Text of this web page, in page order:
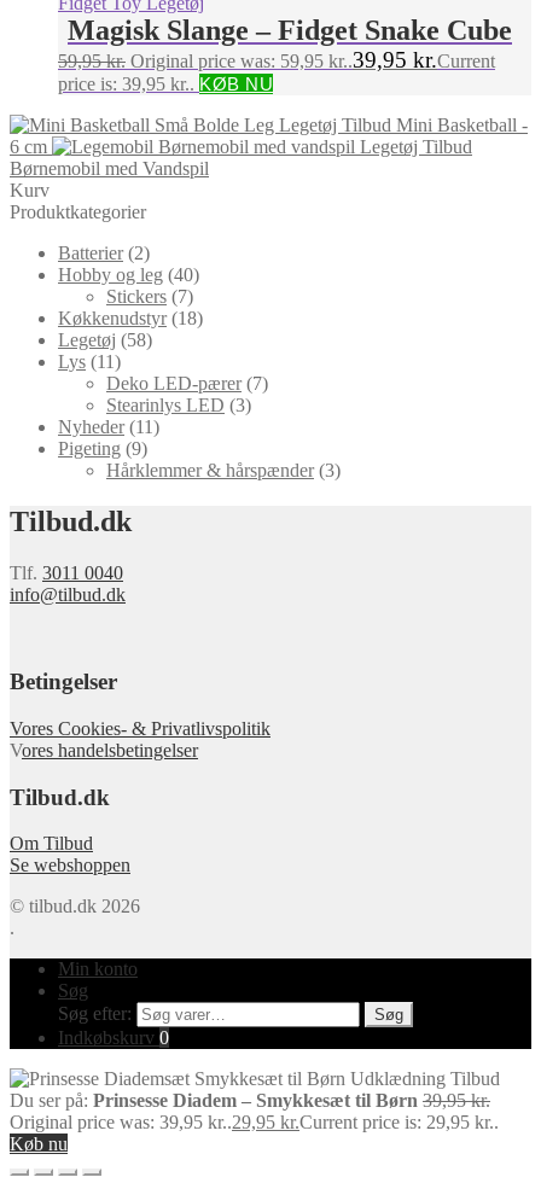
Magisk Slange – Fidget Snake Cube
59,95kr. Original price was: 59,95 kr..39,95 kr.Current
price is: 39,95 kr.. KØB NU
Mini Basketball -
6 cm
Børnemobil med Vandspil
Kurv
Produktkategorier
Batterier (2)
Hobby og leg (40)
Stickers (7)
Køkkenudstyr (18)
Legetøj (58)
Lys (11)
Deko LED-pærer (7)
Stearinlys LED (3)
Nyheder (11)
Pigeting (9)
Hårklemmer & hårspænder (3)
Tilbud.dk
Tlf. 3011 0040
info@tilbud.dk
Betingelser
Vores Cookies- & Privatlivspolitik
Vores handelsbetingelser
Tilbud.dk
Om Tilbud
Se webshoppen
© tilbud.dk 2026
.
Min konto
Søg
Søg efter:
Søg
Indkøbskurv 0
Du ser på: Prinsesse Diadem – Smykkesæt til Børn 39,95kr.
Original price was: 39,95 kr..29,95 kr.Current price is: 29,95 kr..
Køb nu